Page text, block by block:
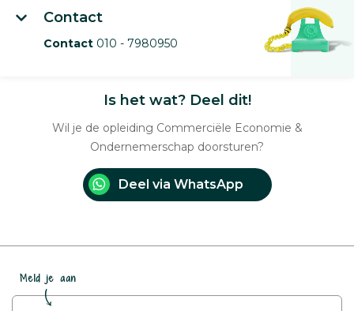
Contact
Contact 010 - 7980950
Is het wat? Deel dit!
Wil je de opleiding Commerciële Economie &
Ondernemerschap doorsturen?
Deel via WhatsApp
Meld je aan